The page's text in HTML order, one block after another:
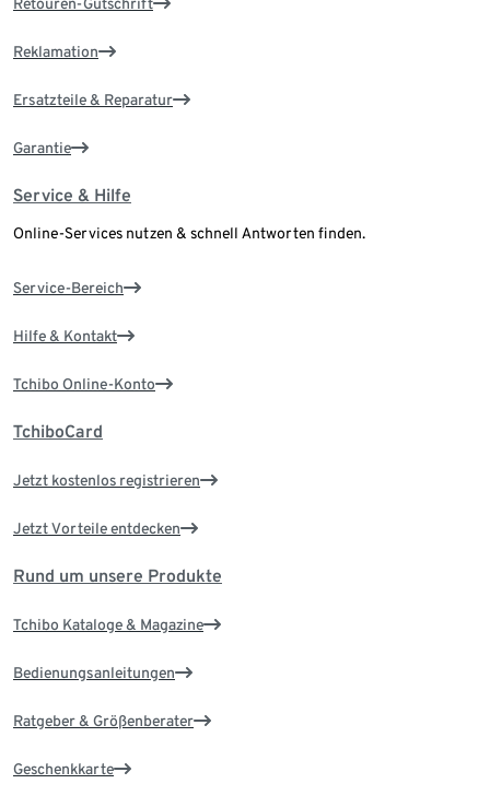
Retouren-Gutschrift
Reklamation
Ersatzteile & Reparatur
Garantie
Service & Hilfe
Online-Services nutzen & schnell Antworten finden.
Service-Bereich
Hilfe & Kontakt
Tchibo Online-Konto
TchiboCard
Jetzt kostenlos registrieren
Jetzt Vorteile entdecken
Rund um unsere Produkte
Tchibo Kataloge & Magazine
Bedienungsanleitungen
Ratgeber & Größenberater
Geschenkkarte